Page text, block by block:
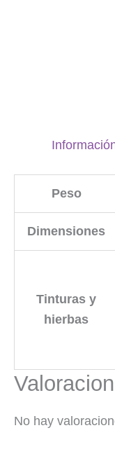
Peso
Dimensiones
Tinturas y
hierbas
No hay